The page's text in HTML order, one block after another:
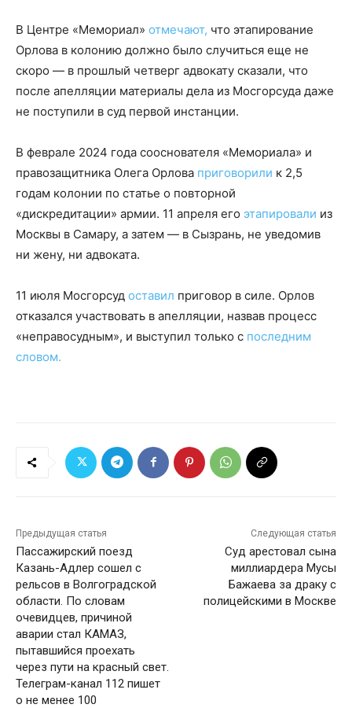
В Центре «Мемориал» отмечают, что этапирование
Орлова в колонию должно было случиться еще не
скоро — в прошлый четверг адвокату сказали, что
после апелляции материалы дела из Мосгорсуда даже
не поступили в суд первой инстанции.
В феврале 2024 года сооснователя «Мемориала» и
правозащитника Олега Орлова приговорили к 2,5
годам колонии по статье о повторной
«дискредитации» армии. 11 апреля его этапировали из
Москвы в Самару, а затем — в Сызрань, не уведомив
ни жену, ни адвоката.
11 июля Мосгорсуд оставил приговор в силе. Орлов
отказался участвовать в апелляции, назвав процесс
«неправосудным», и выступил только с последним
словом.
Предыдущая статья
Пассажирский поезд
Казань-Адлер сошел с
рельсов в Волгоградской
области. По словам
очевидцев, причиной
аварии стал КАМАЗ,
пытавшийся проехать
через пути на красный свет.
Телеграм-канал 112 пишет
о не менее 100
Следующая статья
Суд арестовал сына
миллиардера Мусы
Бажаева за драку с
полицейскими в Москве